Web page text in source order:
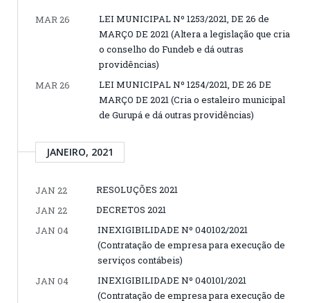
MAR 26
LEI MUNICIPAL Nº 1253/2021, DE 26 de
MARÇO DE 2021 (Altera a legislação que cria
o conselho do Fundeb e dá outras
providências)
MAR 26
LEI MUNICIPAL Nº 1254/2021, DE 26 DE
MARÇO DE 2021 (Cria o estaleiro municipal
de Gurupá e dá outras providências)
JANEIRO, 2021
JAN 22
RESOLUÇÕES 2021
JAN 22
DECRETOS 2021
JAN 04
INEXIGIBILIDADE Nº 040102/2021
(Contratação de empresa para execução de
serviços contábeis)
JAN 04
INEXIGIBILIDADE Nº 040101/2021
(Contratação de empresa para execução de